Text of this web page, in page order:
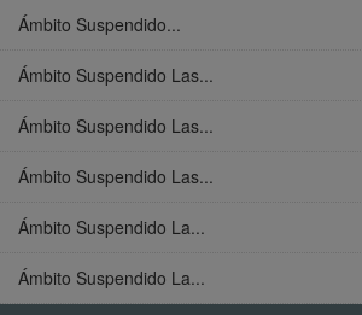
Ámbito Suspendido...
Ámbito Suspendido Las...
Ámbito Suspendido Las...
Ámbito Suspendido Las...
Ámbito Suspendido La...
Ámbito Suspendido La...